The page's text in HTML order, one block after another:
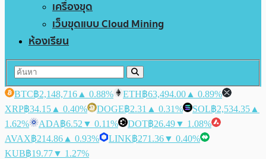
เครื่องขุด
เว็บขุดแบบ Cloud Mining
ห้องเรียน
BTC฿2,148,716 ▲ 0.88% ETH฿63,494.00 ▲ 0.89%
XRP฿34.15 ▲ 0.40% DOGE฿2.31 ▲ 0.31% SOL฿2,534.35 ▲
1.62%
ADA฿6.52 ▼ 0.11% DOT฿26.49▼ 1.08%
AVAX฿214.86 ▲ 0.93% LINK฿271.36▼ 0.40%
KUB฿19.77▼ 1.27%